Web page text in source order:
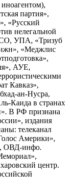
партия»,
«Русский
нелегальной
УПА, «Тризуб
«Меджлис
АУЕ,
Кавказ»,
ан-Нусра,
Каида в странах
В РФ признана
издания
телеканал
Америки»,
ОВД-инфо.
центр.